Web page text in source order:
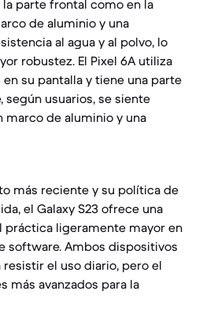
parte frontal como en la
de aluminio y una
al agua y al polvo, lo
robustez. El Pixel 6A utiliza
su pantalla y tiene una parte
usuarios, se siente
marco de aluminio y una
más reciente y su política de
el Galaxy S23 ofrece una
práctica ligeramente mayor en
software. Ambos dispositivos
el uso diario, pero el
más avanzados para la